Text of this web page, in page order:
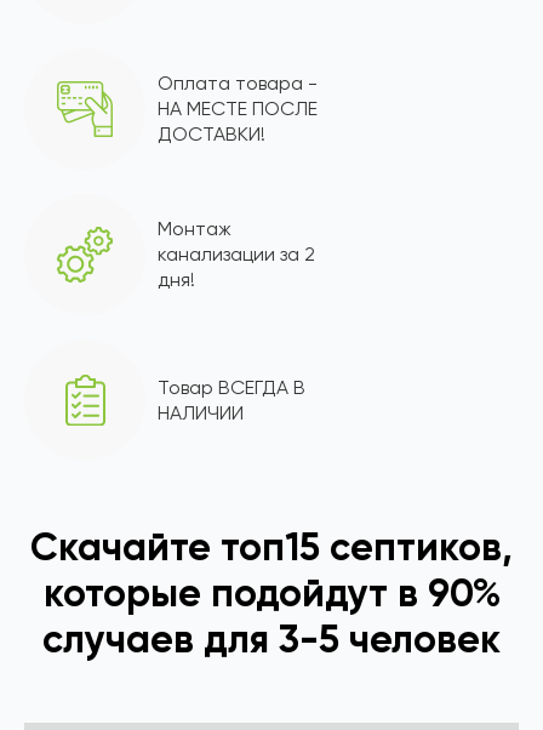
Оплата товара -
НА МЕСТЕ ПОСЛЕ
ДОСТАВКИ!
Монтаж
канализации за 2
дня!
Товар ВСЕГДА В
НАЛИЧИИ
Скачайте топ15 септиков,
которые подойдут в 90%
случаев для 3-5 человек